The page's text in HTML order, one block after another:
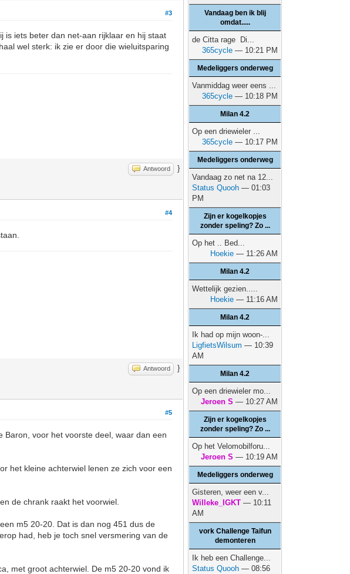
#3
is iets beter dan net-aan rijklaar en hij staat
wel sterk: ik zie er door die wieluitsparing
Antwoord }
#4
Antwoord }
#5
Baron, voor het voorste deel, waar dan een
het kleine achterwiel lenen ze zich voor een
de chrank raakt het voorwiel.
m5 20-20. Dat is dan nog 451 dus de
had, heb je toch snel versmering van de
met groot achterwiel. De m5 20-20 vond ik
Vandaag ben ik blij
omdat.....
de Citta rage Di...
365cycle — 10:21 PM
Medeliggers onderweg
Vanmiddag weer eens ...
365cycle — 10:18 PM
Milan 4.2
Op een driewieler ...
365cycle — 10:17 PM
Medeliggers onderweg
Vandaag zo net na 12...
Status Quooh — 01:03
PM
Zijn er kogelkopjes
zonder speling? Zo ...
Op het .. Bed...
Hoekie — 11:26 AM
Milan 4.2
Wettelijk gezien.....
Hoekie — 11:16 AM
Milan 4.2
Ik had op mijn woon-...
LigfietsWilsum — 10:39
AM
Milan 4.2
Op een driewieler mo...
Jeroen S — 10:27 AM
Zijn er kogelkopjes
zonder speling? Zo ...
Op het Velomobilforu...
Jeroen S — 10:19 AM
Medeliggers onderweg
Gisteren, weer een v...
Willeke_IGKT — 10:11
AM
vork Challenge Taifun
demonteren
Ik heb een Challenge...
Status Quooh — 08:56